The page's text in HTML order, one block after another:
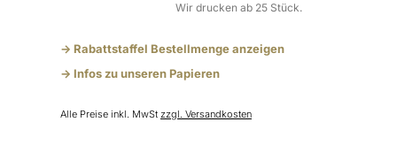
Wir drucken ab 25 Stück.
-> Rabattstaffel Bestellmenge anzeigen
-> Infos zu unseren Papieren
Alle Preise inkl. MwSt zzgl. Versandkosten